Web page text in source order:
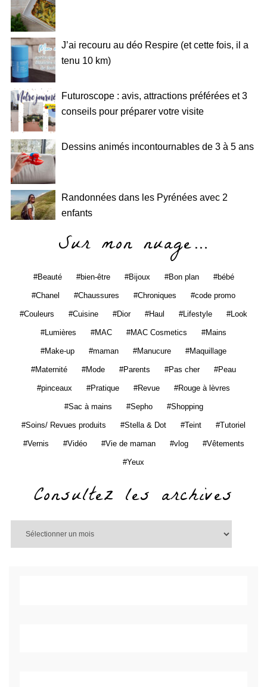
J’ai recouru au déo Respire (et cette fois, il a
tenu 10 km)
Futuroscope : avis, attractions préférées et 3
conseils pour préparer votre visite
Dessins animés incontournables de 3 à 5 ans
Randonnées dans les Pyrénées avec 2
enfants
Sur mon nuage…
Beauté bien-être Bijoux Bon plan bébé
Chanel Chaussures Chroniques code promo
Couleurs Cuisine Dior Haul Lifestyle Look
Lumières MAC MAC Cosmetics Mains
Make-up maman Manucure Maquillage
Maternité Mode Parents Pas cher Peau
pinceaux Pratique Revue Rouge à lèvres
Sac à mains Sepho Shopping
Soins/ Revues produits Stella & Dot Teint Tutoriel
Vernis Vidéo Vie de maman vlog Vêtements
Yeux
Consultez les archives